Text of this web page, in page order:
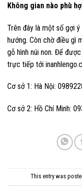
Không gian nào phù
Trên đây là một số gợi
hướng. Còn chờ điều gì
gỗ hình núi non. Để
trực tiếp tới
Cơ sở 1: Hà Nội:
Cơ sở 2: Hồ Chí Minh:
This entry was